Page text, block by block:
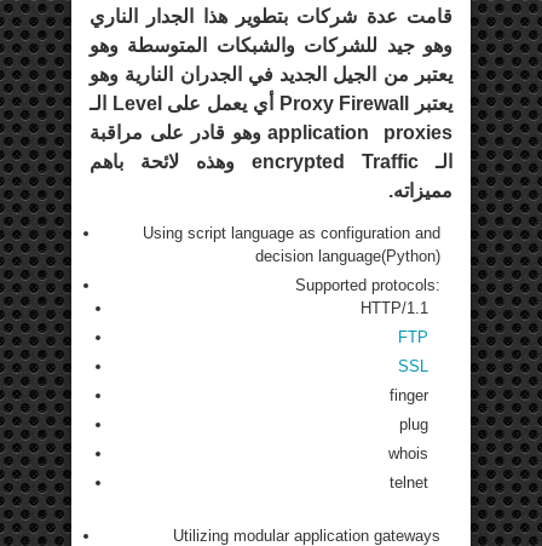
قامت عدة شركات بتطوير هذا الجدار الناري
وهو جيد للشركات والشبكات المتوسطة وهو
يعتبر من الجيل الجديد في الجدران النارية وهو
يعتبر Proxy Firewall أي يعمل على Level الـ
application proxies وهو قادر على مراقبة
الـ encrypted Traffic وهذه لائحة باهم
مميزاته.
Using script language as configuration and
decision language(Python)
Supported protocols:
HTTP/1.1
FTP
SSL
finger
plug
whois
telnet
Utilizing modular application gateways